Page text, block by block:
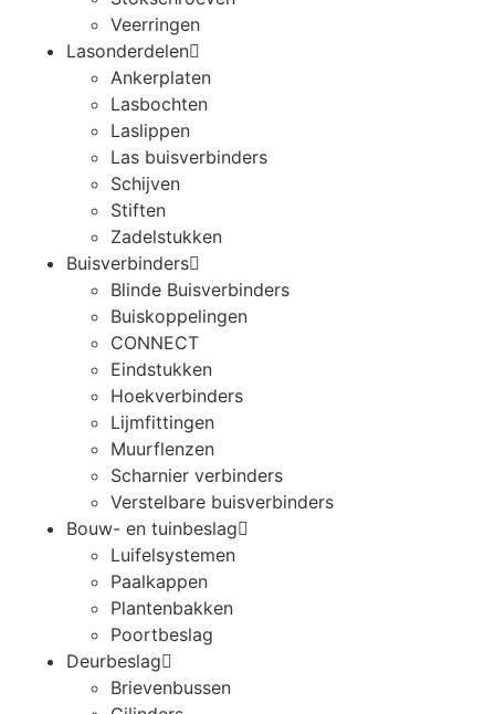
Veerringen
Lasonderdelen
Ankerplaten
Lasbochten
Laslippen
Las buisverbinders
Schijven
Stiften
Zadelstukken
Buisverbinders
Blinde Buisverbinders
Buiskoppelingen
CONNECT
Eindstukken
Hoekverbinders
Lijmfittingen
Muurflenzen
Scharnier verbinders
Verstelbare buisverbinders
Bouw- en tuinbeslag
Luifelsystemen
Paalkappen
Plantenbakken
Poortbeslag
Deurbeslag
Brievenbussen